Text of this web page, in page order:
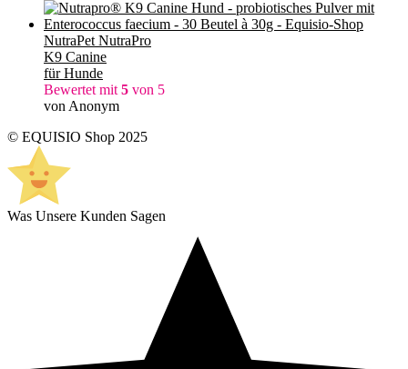
NutraPet NutraPro
K9 Canine
für Hunde
Bewertet mit 5 von 5
von Anonym
© EQUISIO Shop 2025
Was Unsere Kunden Sagen